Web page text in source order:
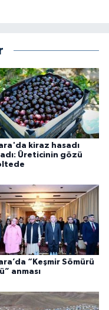
kiraz hasadı
Üreticinin gözü
“Keşmir Sömürü
anması